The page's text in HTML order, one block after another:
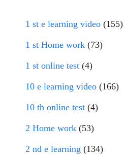
1 st e learning video (155)
1 st Home work (73)
1 st online test (4)
10 e learning video (166)
10 th online test (4)
2 Home work (53)
2 nd e learning (134)